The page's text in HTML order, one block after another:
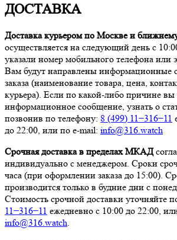
ДОСТАВКА
Доставка курьером по Москве и
осуществляется на следующий день с
указали номер мобильного телефона или
Вам будут направлены информационные
заказа (наименование товара, цена,
курьера). Если по какой-либо причине
информационное сообщение, узнать о
позвонив по телефону: 8 (499) 11−316−11
до 22:00, или по e-mail: info@316.watch
Срочная доставка в пределах МКАД
индивидуально с менеджером. Сроки
часа (при оформлении заказа до 15:00).
производится только в будние дни с
Стоимость срочной доставки уточняйте
11−316−11 ежедневно с 10:00 до 22:00,
info@316.watch